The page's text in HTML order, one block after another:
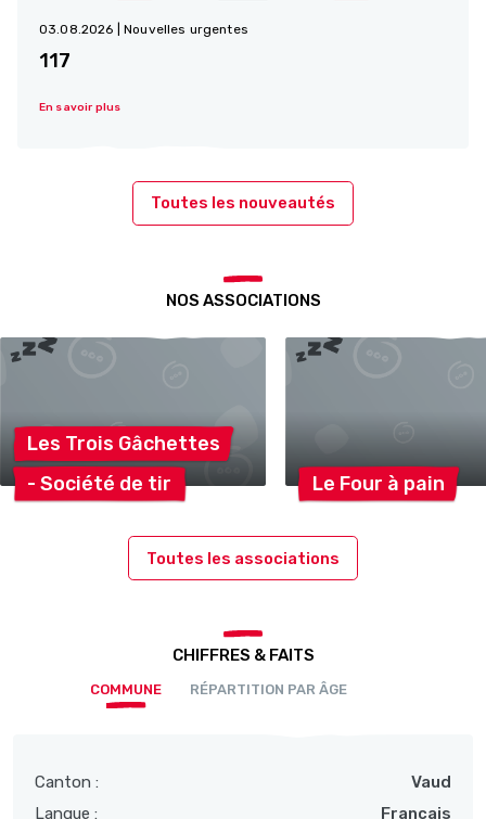
03.08.2026 | Nouvelles urgentes
117
En savoir plus
Toutes les nouveautés
NOS ASSOCIATIONS
Les Trois Gâchettes
- Société de tir Le Four à pain
Toutes les associations
CHIFFRES & FAITS
COMMUNE RÉPARTITION PAR ÂGE
Canton :
Vaud
Langue :
Français